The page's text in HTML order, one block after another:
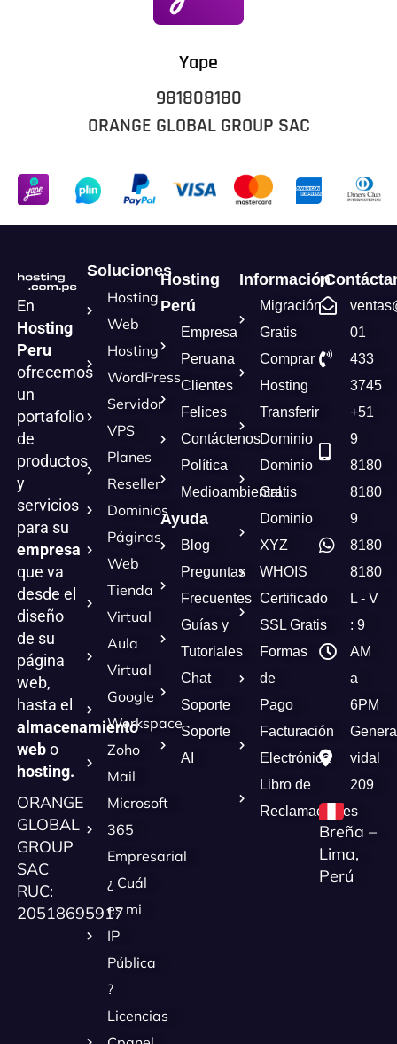
Yape
981808180
ORANGE GLOBAL GROUP SAC
En
Hosting
Peru
ofrecemos
un
portafolio
de
productos
y
servicios
para su
empresa
que va
desde el
diseño
de su
página
web,
hasta el
almacenamiento
webo
hosting.
ORANGE
GLOBAL
GROUP
SAC
RUC:
20518695917
Soluciones
Hosting
Web
Hosting
WordPress
Servidor
VPS
Planes
Reseller
Dominios
Páginas
Web
Tienda
Virtual
Aula
Virtual
Google
Workspace
Zoho
Mail
Microsoft
365
Empresarial
¿ Cuál
es mi
IP
Pública
?
Licencias
Hosting
Perú
Empresa
Peruana
Clientes
Felices
Contáctenos
Política
Medioambiental
Ayuda
Blog
Preguntas
Frecuentes
Guías y
Tutoriales
Chat
Soporte
Soporte
AI
Información
Migración
Gratis
Comprar
Hosting
Transferir
Dominio
Dominio
Gratis
Dominio
XYZ
WHOIS
Certificado
SSL Gratis
Formas
de
Pago
Facturación
Electrónica
Libro de
Reclamaciones
01
433
3745
+51
9
8180
8180
9
8180
8180
L - V
: 9
AM
a
6PM
vidal
209
Breña –
Lima,
Perú